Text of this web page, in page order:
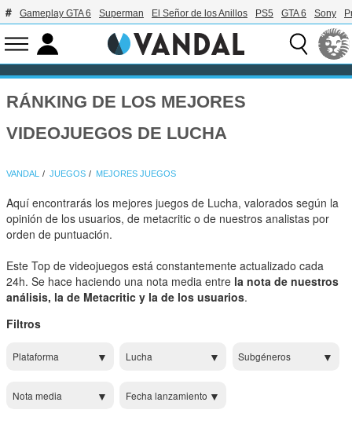
Gameplay GTA 6 Superman El Señor de los Anillos PS5 GTA 6 Sony
RÁNKING DE LOS MEJORES
VIDEOJUEGOS DE LUCHA
VANDAL JUEGOS MEJORES JUEGOS
Aquí encontrarás los mejores juegos de Lucha, valorados según la
opinión de los usuarios, de metacritic o de nuestros analistas por
orden de puntuación.
Este Top de videojuegos está constantemente actualizado cada
24h. Se hace haciendo una nota media entre la nota de nuestros
análisis, la de Metacritic y la de los usuarios.
Filtros
Plataforma Lucha Subgéneros
Nota media Fecha lanzamiento